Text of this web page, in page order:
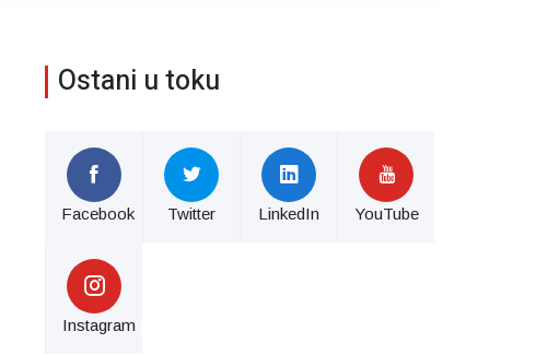
Ostani u toku
Facebook Twitter LinkedIn YouTube
Instagram